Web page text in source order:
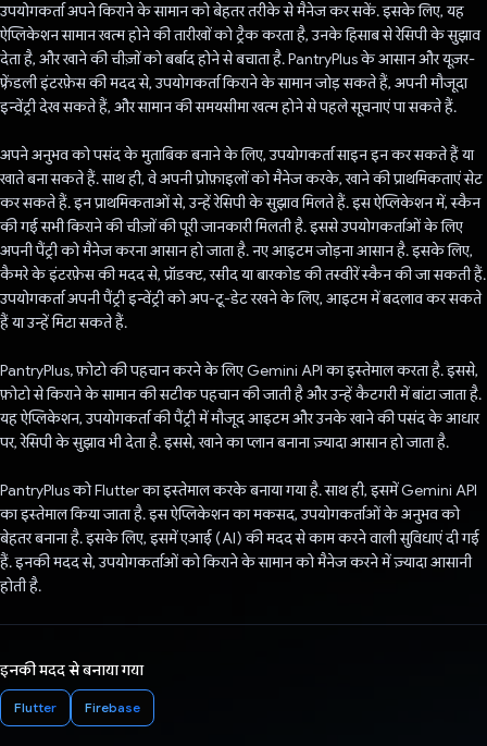
उपयोगकर्ता अपने किराने के सामान को बेहतर तरीके से मैनेज कर सकें. इसके लिए, यह
ऐप्लिकेशन सामान खत्म होने की तारीखों को ट्रैक करता है, उनके हिसाब से रेसिपी के सुझाव
देता है, और खाने की चीज़ों को बर्बाद होने से बचाता है. PantryPlus के आसान और यूज़र-
फ़्रेंडली इंटरफ़ेस की मदद से, उपयोगकर्ता किराने के सामान जोड़ सकते हैं, अपनी मौजूदा
इन्वेंट्री देख सकते हैं, और सामान की समयसीमा खत्म होने से पहले सूचनाएं पा सकते हैं.
अपने अनुभव को पसंद के मुताबिक बनाने के लिए, उपयोगकर्ता साइन इन कर सकते हैं या
खाते बना सकते हैं. साथ ही, वे अपनी प्रोफ़ाइलों को मैनेज करके, खाने की प्राथमिकताएं सेट
कर सकते हैं. इन प्राथमिकताओं से, उन्हें रेसिपी के सुझाव मिलते हैं. इस ऐप्लिकेशन में, स्कैन
की गई सभी किराने की चीज़ों की पूरी जानकारी मिलती है. इससे उपयोगकर्ताओं के लिए
अपनी पैंट्री को मैनेज करना आसान हो जाता है. नए आइटम जोड़ना आसान है. इसके लिए,
कैमरे के इंटरफ़ेस की मदद से, प्रॉडक्ट, रसीद या बारकोड की तस्वीरें स्कैन की जा सकती हैं.
उपयोगकर्ता अपनी पैंट्री इन्वेंट्री को अप-टू-डेट रखने के लिए, आइटम में बदलाव कर सकते
हैं या उन्हें मिटा सकते हैं.
PantryPlus, फ़ोटो की पहचान करने के लिए Gemini API का इस्तेमाल करता है. इससे,
फ़ोटो से किराने के सामान की सटीक पहचान की जाती है और उन्हें कैटगरी में बांटा जाता है.
यह ऐप्लिकेशन, उपयोगकर्ता की पैंट्री में मौजूद आइटम और उनके खाने की पसंद के आधार
पर, रेसिपी के सुझाव भी देता है. इससे, खाने का प्लान बनाना ज़्यादा आसान हो जाता है.
PantryPlus को Flutter का इस्तेमाल करके बनाया गया है. साथ ही, इसमें Gemini API
का इस्तेमाल किया जाता है. इस ऐप्लिकेशन का मकसद, उपयोगकर्ताओं के अनुभव को
बेहतर बनाना है. इसके लिए, इसमें एआई (AI) की मदद से काम करने वाली सुविधाएं दी गई
हैं. इनकी मदद से, उपयोगकर्ताओं को किराने के सामान को मैनेज करने में ज़्यादा आसानी
होती है.
इनकी मदद से बनाया गया
Flutter Firebase